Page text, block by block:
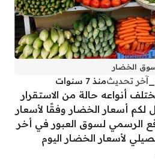
الخضار
آخر تحديثمنذ 7 سنوات
أنواعه حالة من الاستقرار
لكم أسعار الخضار وفقًا لأسعار
الرسمي لسوق العبور في أخر
لأسعار الخضار اليوم